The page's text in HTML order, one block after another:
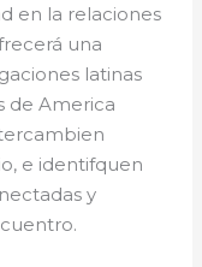
en la relaciones
una
latinas
de America
e identifquen
y